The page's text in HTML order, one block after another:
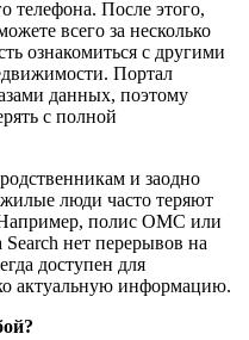
телефона. После этого,
всего за несколько
ознакомиться с другими
Портал
данных, поэтому
с полной
и заодно
люди часто теряют
полис ОМС или
нет перерывов на
доступен для
актуальную информацию.